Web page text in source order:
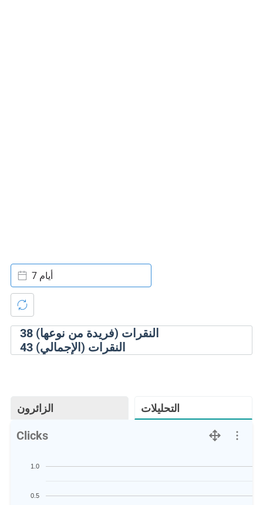
38 النقرات (فريدة من نوعها)
43 النقرات (الإجمالي)
7 أيام
الزائرون التحليلات
Clicks
0.5
1.0